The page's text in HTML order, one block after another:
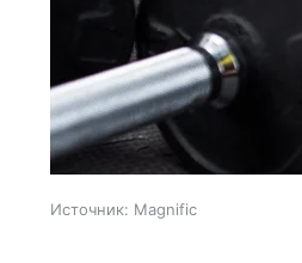
Источник: Magnific